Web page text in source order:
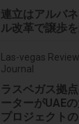
連立はアルバ
ル改革で譲歩
Las-vegas Review
Journal
ラスベガス拠
ーターがUAE
プロジェクト